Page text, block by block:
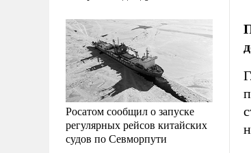
Росатом сообщил о запуске
регулярных рейсов китайских
судов по Севморпути